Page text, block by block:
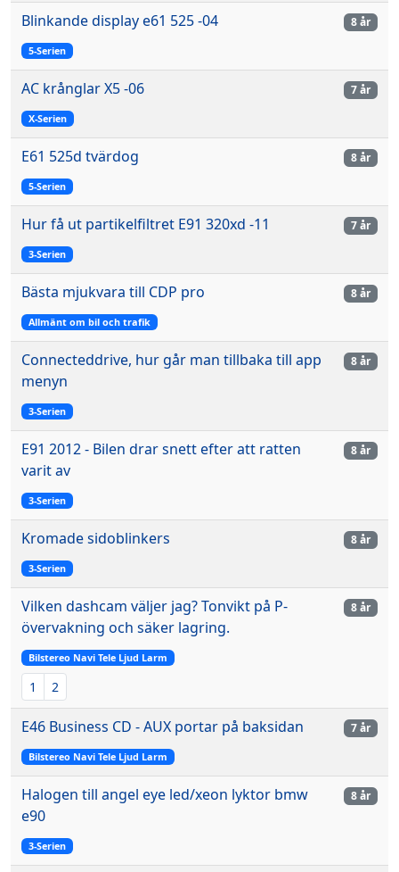
Blinkande display e61 525 -04
5-Serien
8 år
AC krånglar X5 -06
X-Serien
7 år
E61 525d tvärdog
5-Serien
8 år
Hur få ut partikelfiltret E91 320xd -11
3-Serien
7 år
Bästa mjukvara till CDP pro
Allmänt om bil och trafik
8 år
Connecteddrive, hur går man tillbaka till app
menyn
3-Serien
8 år
E91 2012 - Bilen drar snett efter att ratten
varit av
3-Serien
8 år
Kromade sidoblinkers
3-Serien
8 år
Vilken dashcam väljer jag? Tonvikt på P-
övervakning och säker lagring.
Bilstereo Navi Tele Ljud Larm
1 2
8 år
E46 Business CD - AUX portar på baksidan
Bilstereo Navi Tele Ljud Larm
7 år
Halogen till angel eye led/xeon lyktor bmw
e90
3-Serien
8 år